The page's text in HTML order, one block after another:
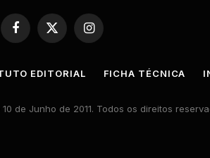
Facebook
X
(Twitter)
Instagram
EDITORIAL FICHA TÉCNICA
de Junho de 2011. Todos os direitos